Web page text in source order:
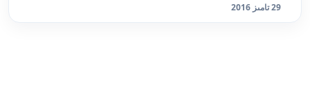
29 تامىز 2016